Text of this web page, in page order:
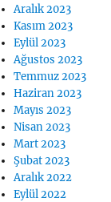
Aralık 2023
Kasım 2023
Eylül 2023
Ağustos 2023
Temmuz 2023
Haziran 2023
Mayıs 2023
Nisan 2023
Mart 2023
Şubat 2023
Aralık 2022
Eylül 2022